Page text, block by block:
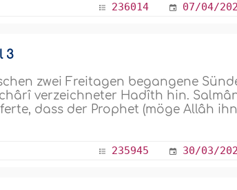
236014 07/04/
3
zwei Freitagen begangene
verzeichneter Hadîth hin.
dass der Prophet (möge Allâh ihn
235945 30/03/